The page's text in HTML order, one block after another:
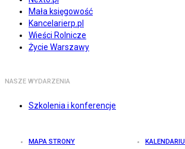
Mała księgowość
Kancelarierp.pl
Wieści Rolnicze
Życie Warszawy
NASZE WYDARZENIA
Szkolenia i konferencje
MAPA STRONY